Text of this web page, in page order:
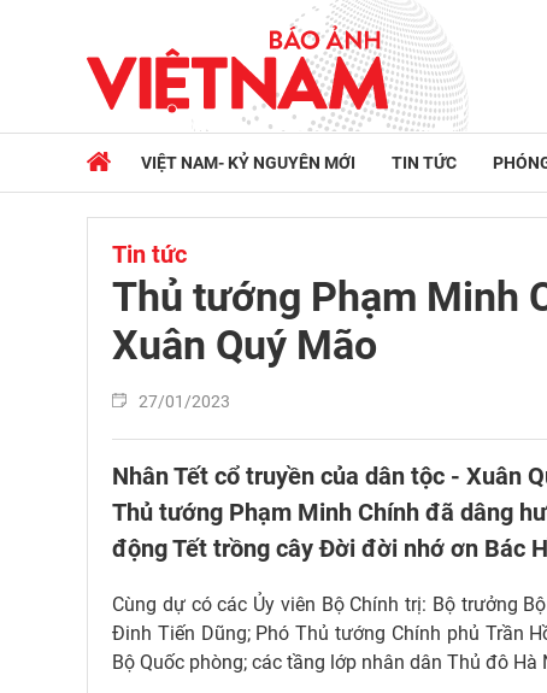
VIỆT NAM- KỶ NGUYÊN MỚI TIN TỨC
Tin tức
Thủ tướng Phạm Minh
Xuân Quý Mão
27/01/2023
Nhân Tết cổ truyền của dân tộc - Xuân
Thủ tướng Phạm Minh Chính đã dâng
động Tết trồng cây Đời đời nhớ ơn Bác
Cùng dự có các Ủy viên Bộ Chính trị: Bộ trưởng
Đinh Tiến Dũng; Phó Thủ tướng Chính phủ Trần
Bộ Quốc phòng; các tầng lớp nhân dân Thủ đô Hà